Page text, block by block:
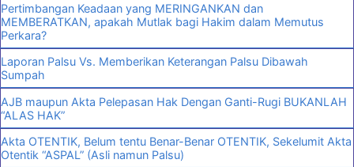
Pertimbangan Keadaan yang MERINGANKAN dan
MEMBERATKAN, apakah Mutlak bagi Hakim dalam Memutus
Perkara?
Laporan Palsu Vs. Memberikan Keterangan Palsu Dibawah
Sumpah
AJB maupun Akta Pelepasan Hak Dengan Ganti-Rugi BUKANLAH
“ALAS HAK”
Akta OTENTIK, Belum tentu Benar-Benar OTENTIK, Sekelumit Akta
Otentik “ASPAL” (Asli namun Palsu)